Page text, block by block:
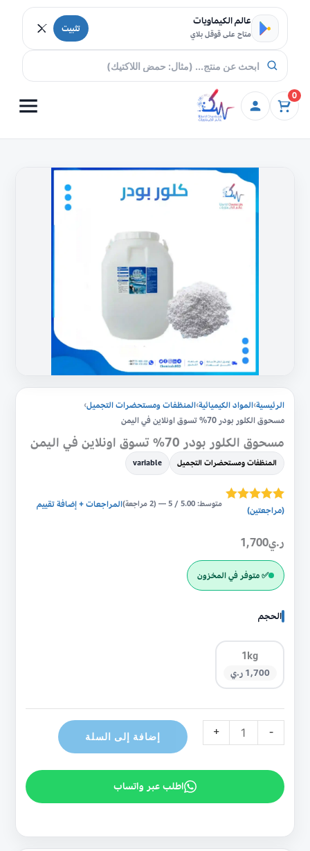
تخطي إلى المحتوى
عالم الكيماويات
متاح على قوقل بلاي تثبيت
0
الرئيسية›المواد الكيميائية›المنظفات ومستحضرات التجميل›
مسحوق الكلور بودر 70% تسوق اونلاين في اليمن
مسحوق الكلور بودر 70% تسوق اونلاين في اليمن
المنظفات ومستحضرات التجميل variable
تم التقييم بـ
تقييم
2
من
العملاء
(مراجعتين)
متوسط: 5.00 / 5 — (2 مراجعة) المراجعات + إضافة تقييم
ر.ي1,700
✅ متوفر في المخزون
الحجم
1kg
1,700 ر.ي
-
مسحوق
+ إضافة إلى السلة
اطلب عبر واتساب